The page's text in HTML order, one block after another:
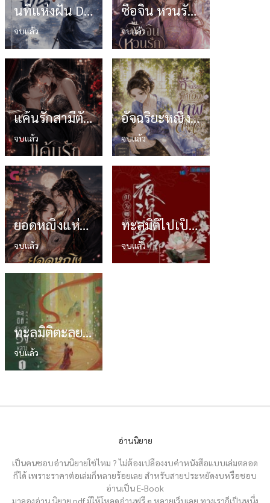
นทีแห่งฝัน Dream of Jianghu
จบแล้ว
ซื่อจิ่น หวนรักประดับใจ
จบแล้ว
แค้นรักสามีตัวร้าย
จบแล้ว
อัจฉริยะหญิงเทพสมุนไพร
จบแล้ว
ยอดหญิงแห่งเทียนเชวีย
จบแล้ว
ทะลุมิติไปเป็นภรรยาชาวสวนของท่านบัณฑิต
จบแล้ว
ทะลุมิติตะลุยวังหลวง จบแล้ว PDF
จบแล้ว
อ่านนิยาย
เป็นคนชอบอ่านนิยายใช่ไหม ? ไม่ต้องเปลืองงบค่าหนังสือแบบเล่มตลอด
ก็ได้ เพราะราคาต่อเล่มก็หลายร้อยเลย สำหรับสายประหยัดงบหรือชอบ
อ่านเป็น E-Book
มาลองอ่าน นิยาย pdf มีให้โหลดอ่านฟรี ๆ หลายเว็บเลย ทางเราก็เป็นหนึ่ง